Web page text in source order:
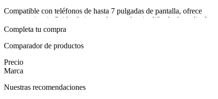
Compatible con teléfonos de hasta 7 pulgadas de pantalla, ofrece
una experiencia fluida al ajustar el encuadre sin dificultad; su diseño
compacto facilita el transporte para grabaciones en diferentes
colorimetría y realza detalles en retratos, unboxings y tutoriales
dentro de la categoría Accesorios Fotográficos Aro de luz,
de grabación.
Completa tu compra
Comparador de productos
Precio
Marca
Nuestras recomendaciones